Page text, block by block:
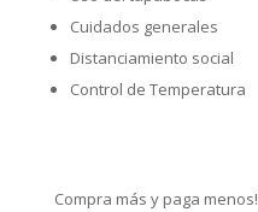
Cuidados generales
Distanciamiento social
Control de Temperatura
Compra más y paga menos!